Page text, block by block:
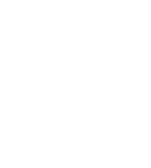
μέσων κοινωνικής δικτύωσης,